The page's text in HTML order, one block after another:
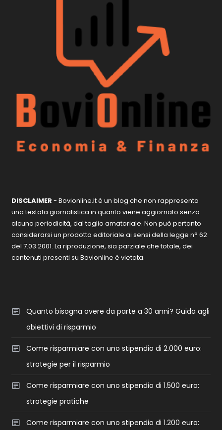
DISCLAIMER - Bovionline.it è un blog che non rappresenta
una testata giornalistica in quanto viene aggiornato senza
alcuna periodicità, dal taglio amatoriale. Non può pertanto
considerarsi un prodotto editoriale ai sensi della legge n° 62
del 7.03.2001. La riproduzione, sia parziale che totale, dei
contenuti presenti su Bovionline è vietata.
Quanto bisogna avere da parte a 30 anni? Guida agli
obiettivi di risparmio
Come risparmiare con uno stipendio di 2.000 euro:
strategie per il risparmio
Come risparmiare con uno stipendio di 1.500 euro:
strategie pratiche
Come risparmiare con uno stipendio di 1.200 euro: